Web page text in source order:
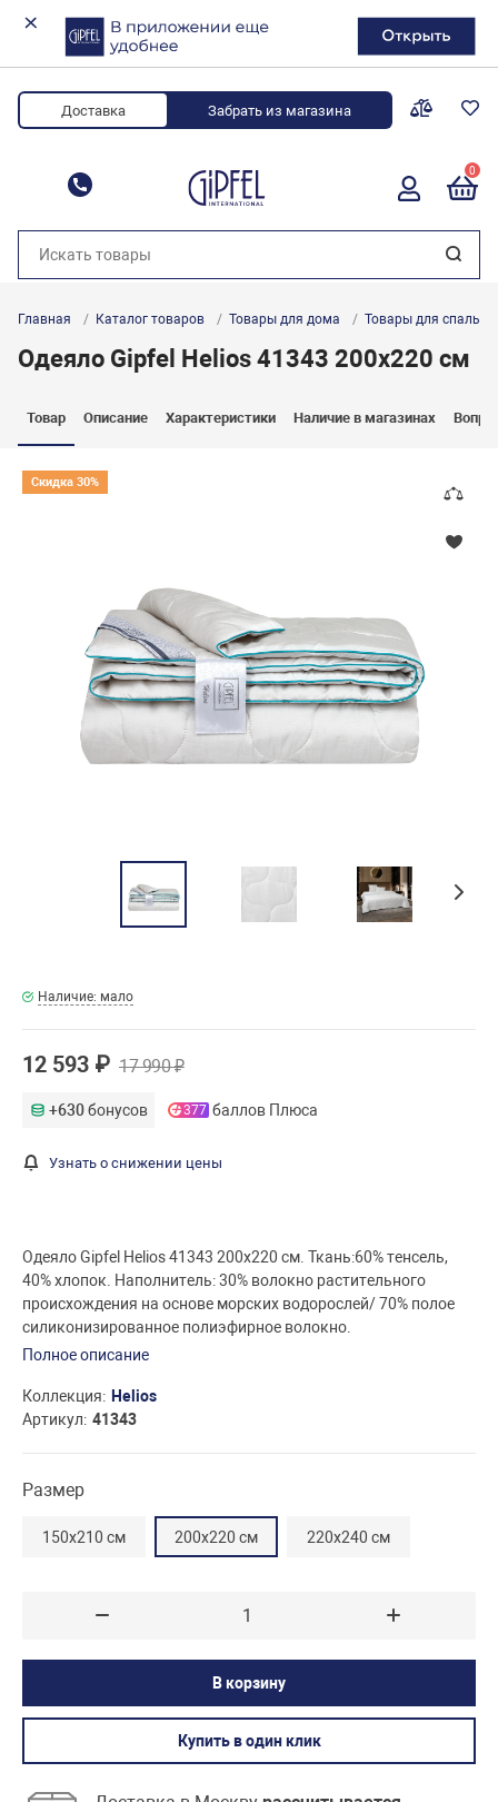
Доставка Забрать из магазина
8 (800) 700-34-88
0
Главная Каталог товаров Товары для дома Товары для спальни
Одеяло Gipfel Helios 41343 200x220 см
Товар Описание Характеристики Наличие в магазинах
Скидка 30%
Наличие: мало
12 593 ₽ 17 990 ₽
+630бонусов 377 баллов Плюса
Узнать о снижении цены
Одеяло Gipfel Helios 41343 200x220 см. Ткань:60% тенсель,
40% хлопок. Наполнитель: 30% волокно растительного
происхождения на основе морских водорослей/ 70% полое
силиконизированное полиэфирное волокно.
Полное описание
Коллекция Helios
Артикул 41343
Размер
150х210 см 200х220 см 220х240 см
В корзину
Купить в один клик